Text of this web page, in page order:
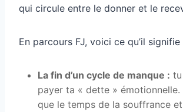
qui circule entre le donner et le
En parcours FJ, voici ce qu’il
La fin d’un cycle de manque :
payer ta « dette »
que le temps de la souffrance